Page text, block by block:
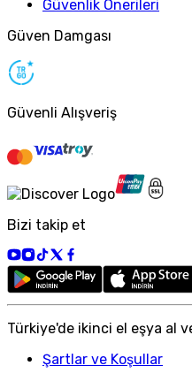
Güvenlik Önerileri
Güven Damgası
Güvenli Alışveriş
Bizi takip et
Türkiye'de ikinci el eşya al
Şartlar ve Koşullar